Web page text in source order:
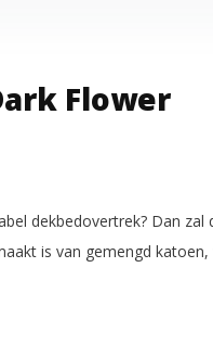
Flower
dekbedovertrek? Dan zal
is van gemengd